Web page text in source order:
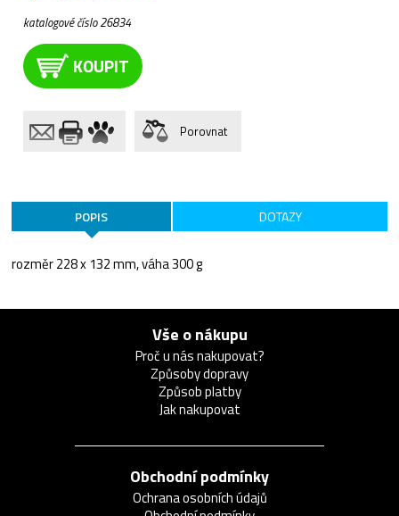
katalogové číslo 26834
KOUPIT
Porovnat
POPIS DOTAZY
rozměr 228 x 132 mm, váha 300 g
Vše o nákupu
Proč u nás nakupovat?
Způsoby dopravy
Způsob platby
Jak nakupovat
Obchodní podmínky
Ochrana osobních údajů